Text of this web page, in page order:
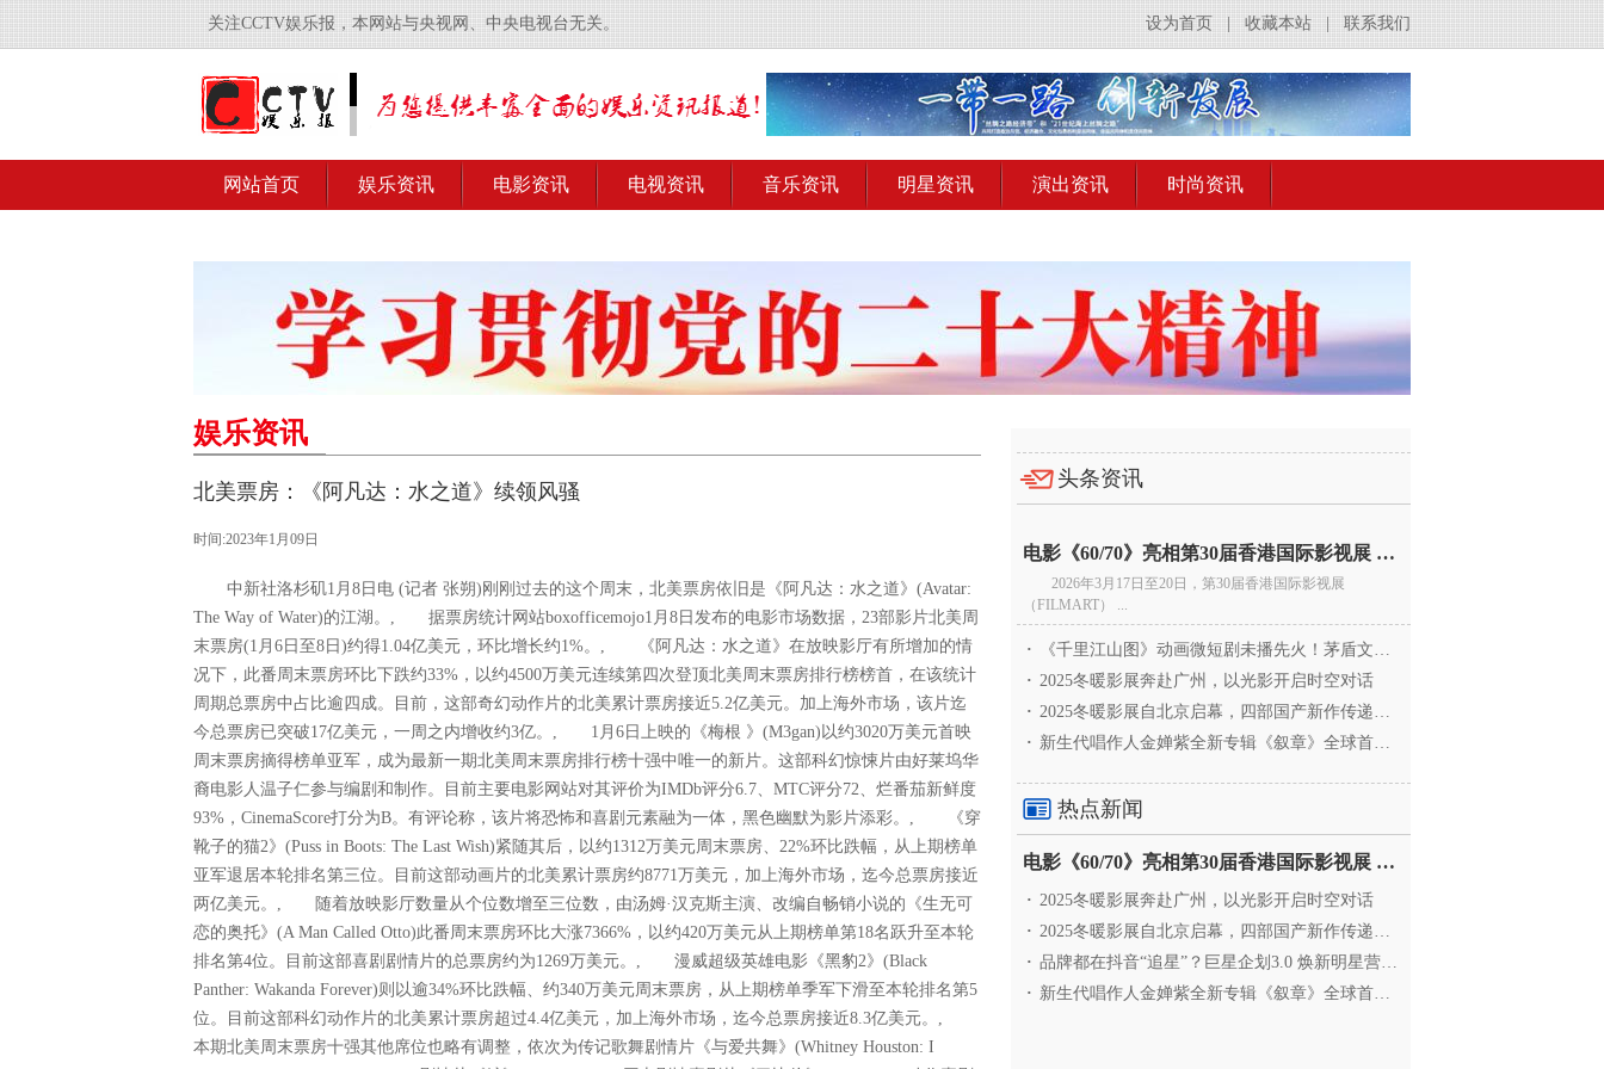
关注CCTV娱乐报，本网站与央视网、中央电视台无关。 联系我们
收藏本站
设为首页
网站首页 娱乐资讯 电影资讯 电视资讯 音乐资讯 明星资讯 演出资讯 时尚资讯
娱乐资讯
北美票房：《阿凡达：水之道》续领风骚
时间:2023年1月09日
中新社洛杉矶1月8日电 (记者 张朔)刚刚过去的这个周末，北美票房依旧是《阿凡达：水之道》(Avatar:
The Way of Water)的江湖。, 据票房统计网站boxofficemojo1月8日发布的电影市场数据，23部影片北美周
末票房(1月6日至8日)约得1.04亿美元，环比增长约1%。, 《阿凡达：水之道》在放映影厅有所增加的情
况下，此番周末票房环比下跌约33%，以约4500万美元连续第四次登顶北美周末票房排行榜榜首，在该统计
周期总票房中占比逾四成。目前，这部奇幻动作片的北美累计票房接近5.2亿美元。加上海外市场，该片迄
今总票房已突破17亿美元，一周之内增收约3亿。, 1月6日上映的《梅根 》(M3gan)以约3020万美元首映
周末票房摘得榜单亚军，成为最新一期北美周末票房排行榜十强中唯一的新片。这部科幻惊悚片由好莱坞华
裔电影人温子仁参与编剧和制作。目前主要电影网站对其评价为IMDb评分6.7、MTC评分72、烂番茄新鲜度
93%，CinemaScore打分为B。有评论称，该片将恐怖和喜剧元素融为一体，黑色幽默为影片添彩。, 《穿
靴子的猫2》(Puss in Boots: The Last Wish)紧随其后，以约1312万美元周末票房、22%环比跌幅，从上期榜单
亚军退居本轮排名第三位。目前这部动画片的北美累计票房约8771万美元，加上海外市场，迄今总票房接近
两亿美元。, 随着放映影厅数量从个位数增至三位数，由汤姆·汉克斯主演、改编自畅销小说的《生无可
恋的奥托》(A Man Called Otto)此番周末票房环比大涨7366%，以约420万美元从上期榜单第18名跃升至本轮
排名第4位。目前这部喜剧剧情片的总票房约为1269万美元。, 漫威超级英雄电影《黑豹2》(Black
Panther: Wakanda Forever)则以逾34%环比跌幅、约340万美元周末票房，从上期榜单季军下滑至本轮排名第5
位。目前这部科幻动作片的北美累计票房超过4.4亿美元，加上海外市场，迄今总票房接近8.3亿美元。,
本期北美周末票房十强其他席位也略有调整，依次为传记歌舞剧情片《与爱共舞》(Whitney Houston: I
头条资讯
电影《60/70》亮相第30届香港国际影视展 冲刺戛纳备
2026年3月17日至20日，第30届香港国际影视展
（FILMART） ...
·
《千里江山图》动画微短剧未播先火！茅盾文学奖IP首
· 2025冬暖影展奔赴广州，以光影开启时空对话
· 2025冬暖影展自北京启幕，四部国产新作传递银幕温情
· 新生代唱作人金婵紫全新专辑《叙章》全球首发，颠覆
热点新闻
电影《60/70》亮相第30届香港国际影视展 冲刺戛纳备
· 2025冬暖影展奔赴广州，以光影开启时空对话
· 2025冬暖影展自北京启幕，四部国产新作传递银幕温情
· 品牌都在抖音“追星”？巨星企划3.0 焕新明星营销，让
· 新生代唱作人金婵紫全新专辑《叙章》全球首发，颠覆